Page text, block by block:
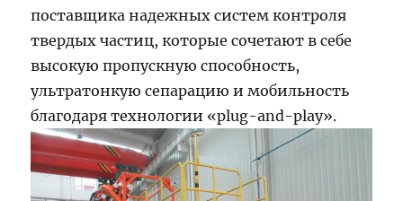
поставщика надежных систем контроля
твердых частиц, которые сочетают в себе
высокую пропускную способность,
ультратонкую сепарацию и мобильность
благодаря технологии «plug-and-play».